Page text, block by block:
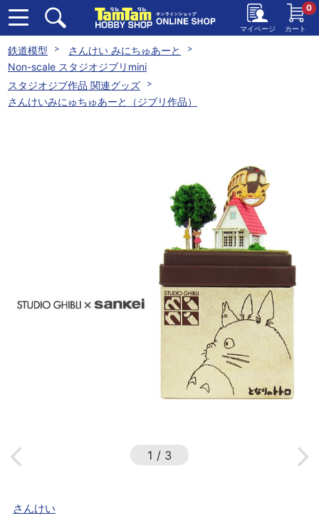
マイページ カート
0
鉄道模型
さんけい みにちゅあーと
Non-scale スタジオジブリmini
スタジオジブ作品 関連グッズ
さんけいみにゅちゅあーと（ジブリ作品）
1 / 3
さんけい